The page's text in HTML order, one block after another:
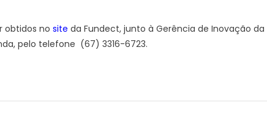
obtidos no site da Fundect, junto à Gerência de Inovação da
pelo telefone (67) 3316-6723.